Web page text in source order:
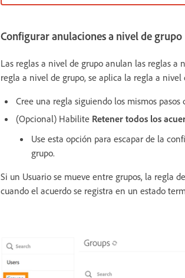
Configurar anulaciones a nivel de grupo
Las reglas a nivel de grupo anulan las reglas a
regla a nivel de grupo, se aplica la regla a nivel
Cree una regla siguiendo los mismos
(Opcional) Habilite Retener todos los
Use esta opción para escapar de la
grupo.
Si un Usuario se mueve entre grupos, la regla
cuando el acuerdo se registra en un estado